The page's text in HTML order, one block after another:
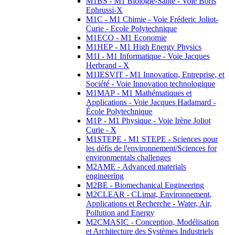
Ephrussi-X
M1C - M1 Chimie - Voie Fréderic Joliot-
Curie - Ecole Polytechnique
M1ECO - M1 Economie
M1HEP - M1 High Energy Physics
M1I - M1 Informatique - Voie Jacques
Herbrand - X
M1IESVIT - M1 Innovation, Entreprise, et
Société - Voie Innovation technologique
M1MAP - M1 Mathématiques et
Applications - Voie Jacques Hadamard -
École Polytechnique
M1P - M1 Physique - Voie Irène Joliot
Curie - X
M1STEPE - M1 STEPE - Sciences pour
les défis de l'environnement/Sciences for
environmentals challenges
M2AME - Advanced materials
engineering
M2BE - Biomechanical Engineering
M2CLEAR - CLimat, Environnement,
Applications et Recherche - Water, Air,
Pollution and Energy
M2CMASIC - Conception, Modélisation
et Architecture des Systèmes Industriels